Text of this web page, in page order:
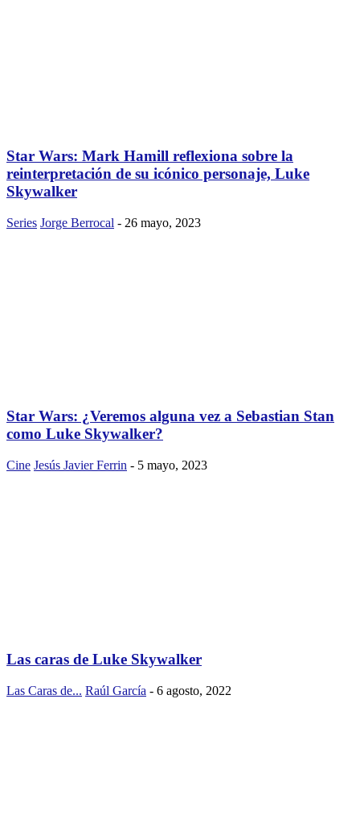
Star Wars: Mark Hamill reflexiona sobre la
reinterpretación de su icónico personaje, Luke
Skywalker
Series Jorge Berrocal - 26 mayo, 2023
Star Wars: ¿Veremos alguna vez a Sebastian Stan
como Luke Skywalker?
Cine Jesús Javier Ferrin - 5 mayo, 2023
Las caras de Luke Skywalker
Las Caras de... Raúl García - 6 agosto, 2022